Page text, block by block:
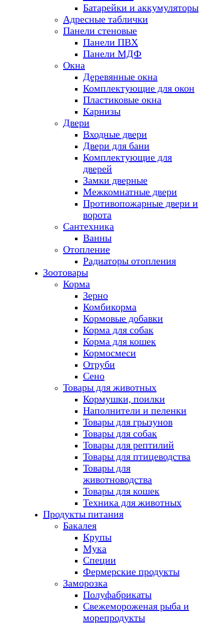
Батарейки и аккумуляторы
Адресные таблички
Панели стеновые
Панели ПВХ
Панели МДФ
Окна
Деревянные окна
Комплектующие для окон
Пластиковые окна
Карнизы
Двери
Входные двери
Двери для бани
Комплектующие для
дверей
Замки дверные
Межкомнатные двери
Противопожарные двери и
ворота
Сантехника
Ванны
Отопление
Радиаторы отопления
Зоотовары
Корма
Зерно
Комбикорма
Кормовые добавки
Корма для собак
Корма для кошек
Кормосмеси
Отруби
Сено
Товары для животных
Кормушки, поилки
Наполнители и пеленки
Товары для грызунов
Товары для собак
Товары для рептилий
Товары для птицеводства
Товары для
животноводства
Товары для кошек
Техника для животных
Продукты питания
Бакалея
Крупы
Мука
Специи
Фермерские продукты
Заморозка
Полуфабрикаты
Свежемороженая рыба и
морепродукты